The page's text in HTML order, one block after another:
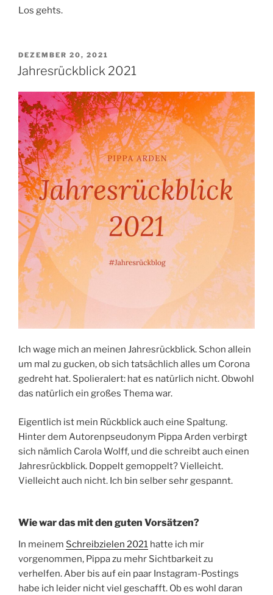
Los gehts.
VERÖFFENTLICHT
AM
DEZEMBER 20, 2021
Jahresrückblick 2021
Ich wage mich an meinen Jahresrückblick. Schon allein
um mal zu gucken, ob sich tatsächlich alles um Corona
gedreht hat. Spolieralert: hat es natürlich nicht. Obwohl
das natürlich ein großes Thema war.
Eigentlich ist mein Rückblick auch eine Spaltung.
Hinter dem Autorenpseudonym Pippa Arden verbirgt
sich nämlich Carola Wolff, und die schreibt auch einen
Jahresrückblick. Doppelt gemoppelt? Vielleicht.
Vielleicht auch nicht. Ich bin selber sehr gespannt.
Wie war das mit den guten Vorsätzen?
In meinem Schreibzielen 2021 hatte ich mir
vorgenommen, Pippa zu mehr Sichtbarkeit zu
verhelfen. Aber bis auf ein paar Instagram-Postings
habe ich leider nicht viel geschafft. Ob es wohl daran